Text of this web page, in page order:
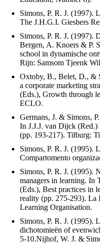
Simons, P. R. J. (1997).
The J.H.G.I. Giesbers
Simons, P. R. J. (1997).
Bergen, A. Knoers & P.
school in dynamische
Rijn: Samsom Tjeenk
Oxtoby, B., Belet, D., &
a corporate marketing
(Eds.), Growth through
ECLO.
Germans, J. & Simons,
In J.J.J. van Dijck (Red.)
(pp. 193-217). Tilburg:
Simons, P. R. J. (1995).
Compartomento
Simons, P. R. J. (1995).
managers in learning. In
(Eds.), Best practices in
reality (pp. 275-293). La
Learning Organisation.
Simons, P. R. J. (1995).
dichotomieën of
5-10.Nijhof, W. J. &